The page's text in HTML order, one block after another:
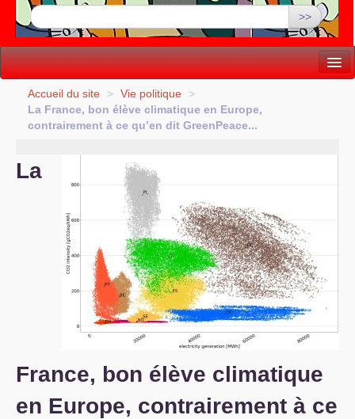
>>
Vie politique
Lutter, Unir...
S’organiser
Comprendre...
Vie du site
Accueil du site > Vie politique
>
La France, bon élève climatique en Europe,
contrairement à ce qu’en dit GreenPeace...
La
France, bon élève climatique
en Europe, contrairement à ce